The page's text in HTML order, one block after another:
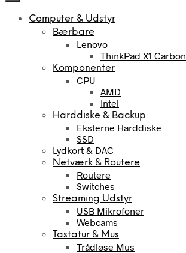
Computer & Udstyr
Bærbare
Lenovo
ThinkPad X1 Carbon
Komponenter
CPU
AMD
Intel
Harddiske & Backup
Eksterne Harddiske
SSD
Lydkort & DAC
Netværk & Routere
Routere
Switches
Streaming Udstyr
USB Mikrofoner
Webcams
Tastatur & Mus
Trådløse Mus